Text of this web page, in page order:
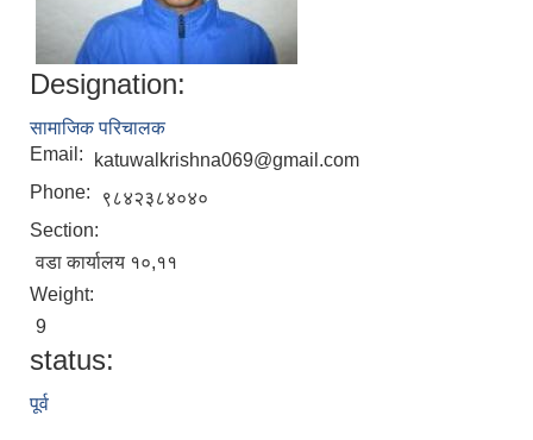
Designation:
सामाजिक परिचालक
Email:
katuwalkrishna069@gmail.com
Phone:
९८४२३८४०४०
Section:
वडा कार्यालय १०,११
Weight:
9
status:
पूर्व